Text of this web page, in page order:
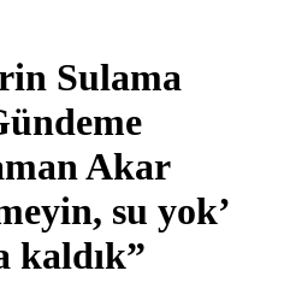
Sulama
Akar
su yok’
kaldık”